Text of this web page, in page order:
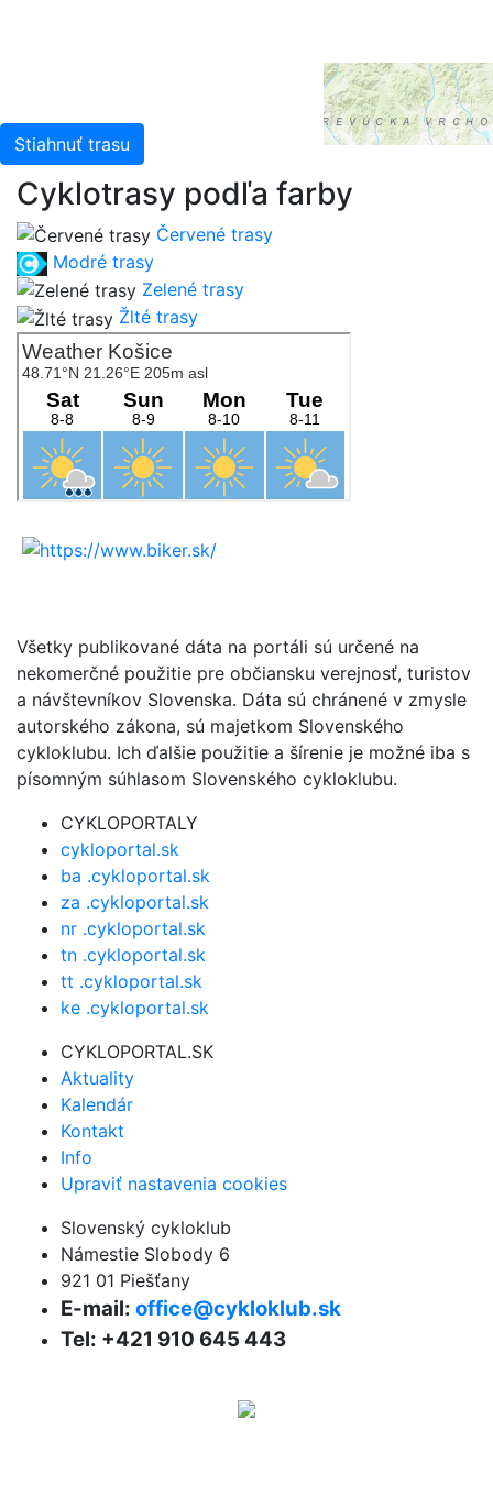
Stiahnuť trasu
Cyklotrasy podľa farby
Červené trasy
Modré trasy
Zelené trasy
Žlté trasy
Všetky publikované dáta na portáli sú určené na
nekomerčné použitie pre občiansku verejnosť, turistov
a návštevníkov Slovenska. Dáta sú chránené v zmysle
autorského zákona, sú majetkom Slovenského
cykloklubu. Ich ďalšie použitie a šírenie je možné iba s
písomným súhlasom Slovenského cykloklubu.
CYKLOPORTALY
cykloportal.sk
ba .cykloportal.sk
za .cykloportal.sk
nr .cykloportal.sk
tn .cykloportal.sk
tt .cykloportal.sk
ke .cykloportal.sk
CYKLOPORTAL.SK
Aktuality
Kalendár
Kontakt
Info
Upraviť nastavenia cookies
Slovenský cykloklub
Námestie Slobody 6
921 01 Piešťany
E-mail: office@cykloklub.sk
Tel: +421 910 645 443